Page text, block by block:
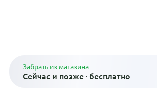
Забрать из магазина
Сейчас и позже · бесплатно